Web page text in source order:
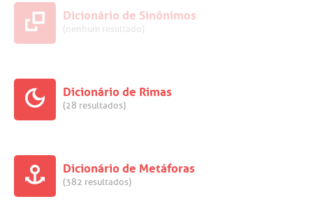
Dicionário de Sinônimos
(nenhum resultado)
Dicionário de Rimas
(28 resultados)
Dicionário de Metáforas
(382 resultados)